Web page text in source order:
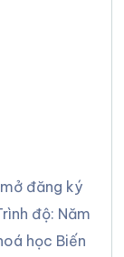
đăng ký
độ: Năm
học Biến